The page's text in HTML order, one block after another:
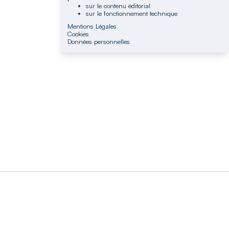
sur le contenu éditorial
sur le fonctionnement technique
Mentions Légales
Cookies
Données personnelles